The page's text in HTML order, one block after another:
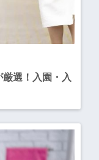
厳選！入園・入